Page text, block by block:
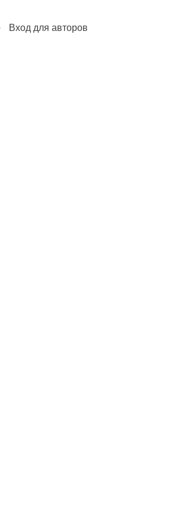
Вход для авторов